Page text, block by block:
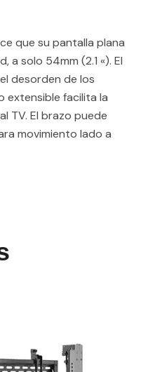
que su pantalla plana
a solo 54mm (2.1 «). El
desorden de los
extensible facilita la
TV. El brazo puede
movimiento lado a